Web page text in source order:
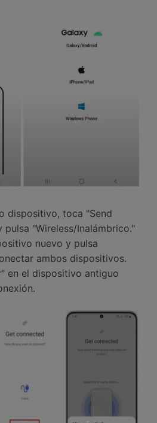
dispositivo, toca "Send
pulsa "Wireless/Inalámbrico."󠀲󠀡󠀤󠀥󠀠󠀤󠀡󠀦󠀢󠀳
nuevo y pulsa
ambos dispositivos.󠀲󠀡󠀤󠀥󠀠󠀤󠀡󠀦󠀣󠀳󠀰
en el dispositivo antiguo